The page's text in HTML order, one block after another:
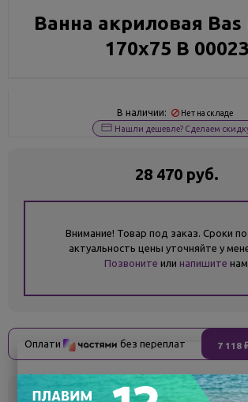
Ванна акриловая
170x75 В 00023
В наличии: Нет на складе
Нашли дешевле? Сделаем
28 470 руб.
Внимание! Товар под заказ. Сроки
актуальность цены уточняйте у
Позвоните или напишите
Оплати без переплат 7 118
Склад Кол-во